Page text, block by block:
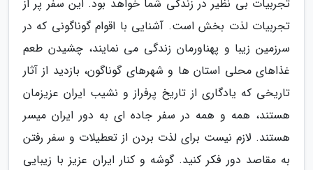
تجربیات بی نظیر در زندگی شما خواهد بود. این سفر پر از
تجربیات لذت بخش است. آشنایی با اقوام گوناگونی که در
سرزمین زیبا و پهناورمان زندگی می نمایند، چشیدن طعم
غذاهای محلی استان ها و شهرهای گوناگون، بازدید از آثار
تاریخی که یادگاری از تاریخ پرفراز و نشیب ایران عزیزمان
هستند، همه و همه در سفر جاده ای به دور ایران میسر
هستند. لازم نیست برای لذت بردن از تعطیلات و سفر رفتن
به مقاصد دور فکر کنید. گوشه و کنار ایران عزیز با زیبایی